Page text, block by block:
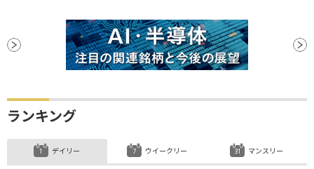
ランキング
デイリー ウイークリー マンスリー